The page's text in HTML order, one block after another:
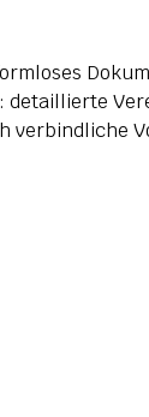
detaillierte
verbindliche